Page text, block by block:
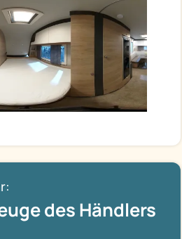
des Händlers